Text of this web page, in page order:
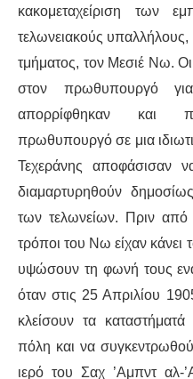
κακομεταχείριση των
τελωνειακούς υπαλλήλους,
τμήματος, τον Μεσιέ Νω.
στον πρωθυπουργό
απορρίφθηκαν και
πρωθυπουργό σε μια
Τεχεράνης αποφάσισαν
διαμαρτυρηθούν
των τελωνείων. Πριν από
τρόποι του Νω είχαν κάνει
υψώσουν τη φωνή τους
όταν στις 25 Απριλίου
κλείσουν τα
πόλη και να
ιερό του Σαχ ’Αμπντ αλ-